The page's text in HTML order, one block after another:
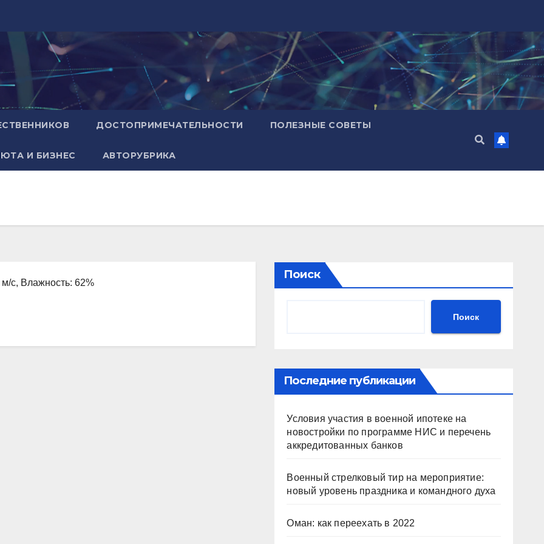
ДОСТОПРИМЕЧАТЕЛЬНОСТИ ПОЛЕЗНЫЕ СОВЕТЫ
И БИЗНЕС АВТОРУБРИКА
с, Влажность: 62%
Поиск
Поиск
Последние публикации
Условия участия в военной ипотеке на
новостройки по программе НИС и перечень
аккредитованных банков
Военный стрелковый тир на мероприятие:
новый уровень праздника и командного духа
Оман: как переехать в 2022